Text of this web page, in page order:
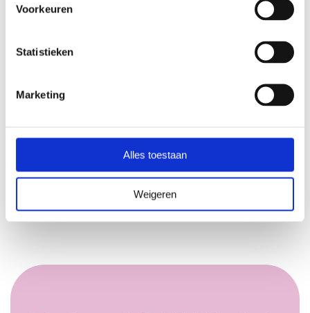
Voorkeuren
Statistieken
Marketing
Alles toestaan
Weigeren
Molenstraat
gob@kinderopvangkoos.nl
Inspectierapport
Registratie landelijk register en GGD inspectierapporten
264844105